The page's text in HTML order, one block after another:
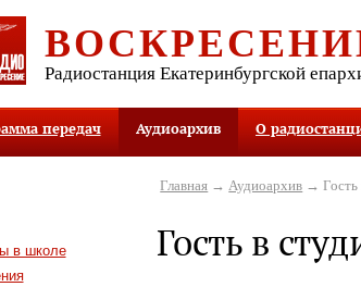
Радиостанция Екатеринбургской
передач Аудиоархив О
в школе
Главная → Аудиоархив → Гость
Гость в